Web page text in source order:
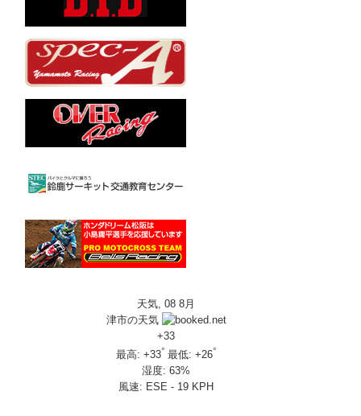
天気, 08 8月
津市の天気
+33
最高:+33° 最低:+26°
湿度:63%
風速: ESE - 19 KPH